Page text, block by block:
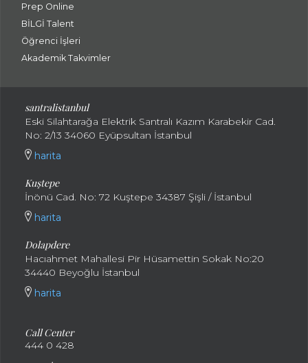
Prep Online
BİLGİ Talent
Öğrenci İşleri
Akademik Takvimler
santralistanbul
Eski Silahtarağa Elektrik Santralı Kazım Karabekir Cad.
No: 2/13 34060 Eyüpsultan İstanbul
harita
Kuştepe
İnönü Cad. No: 72 Kuştepe 34387 Şişli / İstanbul
harita
Dolapdere
Hacıahmet Mahallesi Pir Hüsamettin Sokak No:20
34440 Beyoğlu İstanbul
harita
Call Center
444 0 428